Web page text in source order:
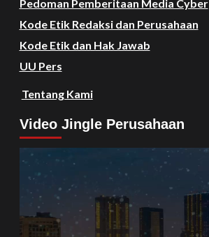
Pedoman Pemberitaan Media Cyber
Kode Etik Redaksi dan Perusahaan
Kode Etik dan Hak Jawab
UU Pers
Tentang Kami
Video Jingle Perusahaan
Video
Player